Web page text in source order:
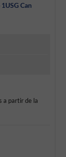
Can
a partir de la